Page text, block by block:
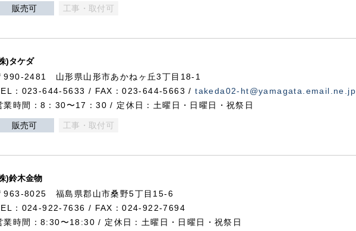
販売可 工事・取付可
)タケダ
990-2481 山形県山形市あかねヶ丘3丁目18-1
：023-644-5633 / FAX：023-644-5663 /takeda02-ht@yamagata.email.ne.jp
業時間：8：30〜17：30 / 定休日：土曜日・日曜日・祝祭日
販売可 工事・取付可
)鈴木金物
963-8025 福島県郡山市桑野5丁目15-6
：024-922-7636 / FAX：024-922-7694
業時間：8:30〜18:30 / 定休日：土曜日・日曜日・祝祭日